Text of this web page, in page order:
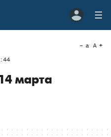
a A
марта